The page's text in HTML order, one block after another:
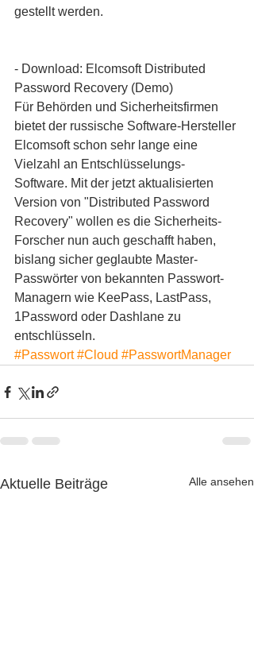
gestellt werden.
- Download: Elcomsoft Distributed
Password Recovery (Demo)
Für Behörden und Sicherheitsfirmen
bietet der russische Software-Hersteller
Elcomsoft schon sehr lange eine
Vielzahl an Entschlüsselungs-
Software. Mit der jetzt aktualisierten
Version von "Distributed Password
Recovery" wollen es die Sicherheits-
Forscher nun auch geschafft haben,
bislang sicher geglaubte Master-
Passwörter von bekannten Passwort-
Managern wie KeePass, LastPass,
1Password oder Dashlane zu
entschlüsseln.
#Passwort #Cloud #PasswortManager
Aktuelle Beiträge Alle ansehen